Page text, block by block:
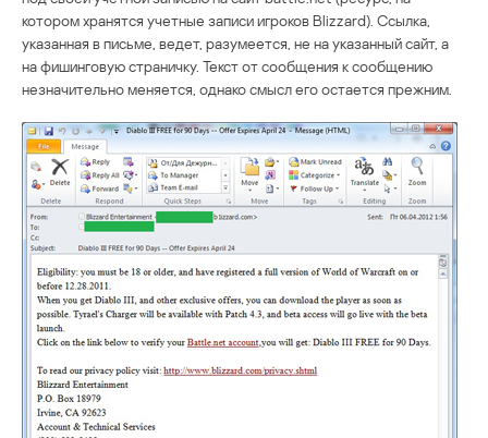
котором хранятся учетные записи игроков Blizzard). Ссылка,
указанная в письме, ведет, разумеется, не на указанный сайт, а
на фишинговую страничку. Текст от сообщения к сообщению
незначительно меняется, однако смысл его остается прежним.